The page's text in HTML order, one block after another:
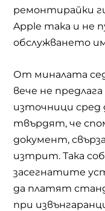
ремонтирайки
Apple така и не
обслужването
От миналата
вече не
източници сред
твърдят, че
документ,
изтрит. Така
засегнатите
да платят
при